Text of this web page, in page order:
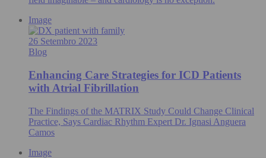
Image
26 Setembro 2023
Blog
Enhancing Care Strategies for ICD Patients
with Atrial Fibrillation
The Findings of the MATRIX Study Could Change Clinical
Practice, Says Cardiac Rhythm Expert Dr. Ignasi Anguera
Camos
Image